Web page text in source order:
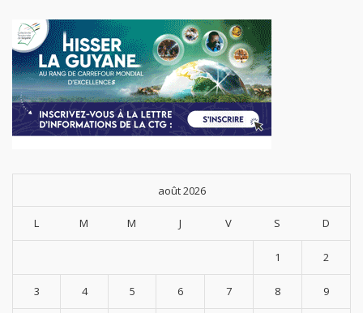
août 2026
L M M J V S D
1 2
3 4 5 6 7 8 9